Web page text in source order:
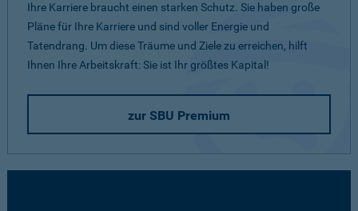
Ihre Karriere braucht einen starken Schutz. Sie haben große
Pläne für Ihre Karriere und sind voller Energie und
Tatendrang. Um diese Träume und Ziele zu erreichen, hilft
Ihnen Ihre Arbeitskraft: Sie ist Ihr größtes Kapital!
zur SBU Premium